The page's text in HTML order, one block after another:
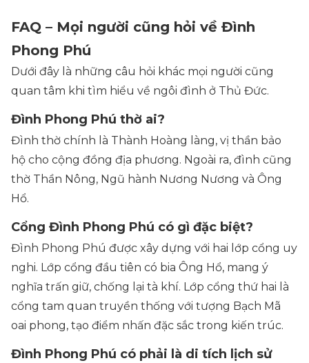
FAQ – Mọi người cũng hỏi về Đình
Phong Phú
Dưới đây là những câu hỏi khác mọi người cũng
quan tâm khi tìm hiểu về ngôi đình ở Thủ Đức.
Đình Phong Phú thờ ai?
Đình thờ chính là Thành Hoàng làng, vị thần bảo
hộ cho cộng đồng địa phương. Ngoài ra, đình cũng
thờ Thần Nông, Ngũ hành Nương Nương và Ông
Hổ.
Cổng Đình Phong Phú có gì đặc biệt?
Đình Phong Phú được xây dựng với hai lớp cổng uy
nghi. Lớp cổng đầu tiên có bia Ông Hổ, mang ý
nghĩa trấn giữ, chống lại tà khí. Lớp cổng thứ hai là
cổng tam quan truyền thống với tượng Bạch Mã
oai phong, tạo điểm nhấn đặc sắc trong kiến trúc.
Đình Phong Phú có phải là di tích lịch sử